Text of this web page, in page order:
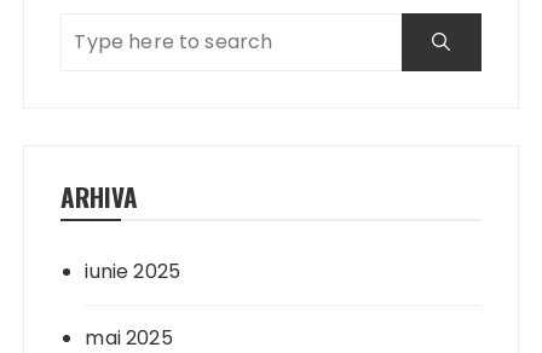
ARHIVA
iunie 2025
mai 2025